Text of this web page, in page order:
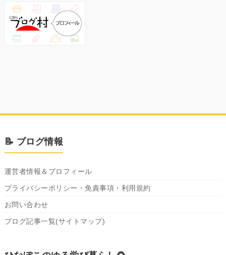
📝 ブログ情報
運営者情報＆プロフィール
プライバシーポリシー・免責事項・利用規約
お問い合わせ
ブログ記事一覧(サイトマップ)